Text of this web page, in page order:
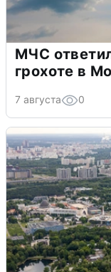
МЧС
грохоте в
7 августа 0